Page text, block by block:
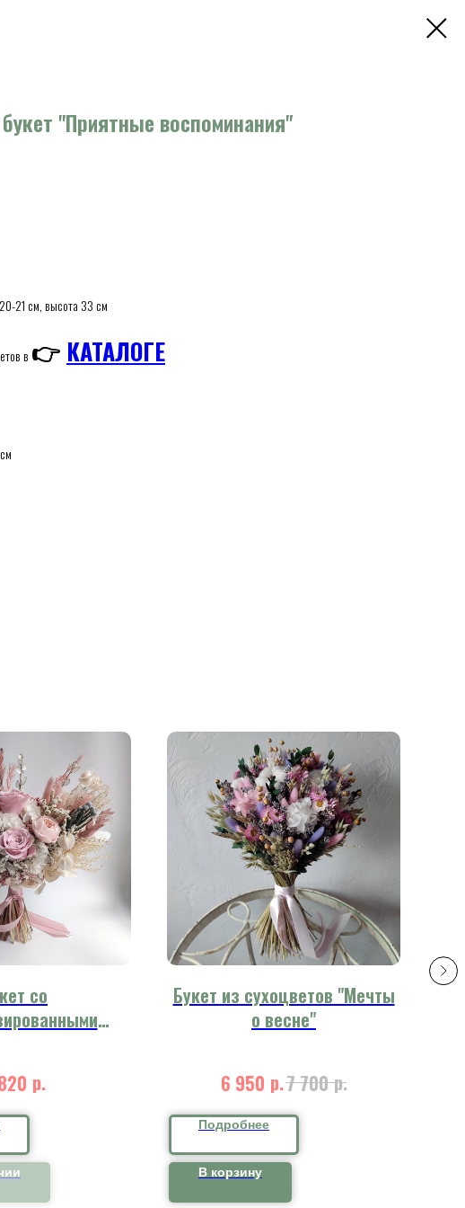
"Приятные воспоминания"
21 см, высота 33 см
в 👉 КАТАЛОГЕ
со
р.
Букет из сухоцветов "Мечты
о весне"
6 950 р.7 700 р.
Подробнее
В корзину